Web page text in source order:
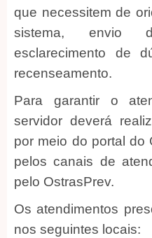
que necessitem de
sistema, envio
esclarecimento de
recenseamento.
Para garantir o
servidor deverá
por meio do portal do
pelos canais de
pelo OstrasPrev.
Os atendimentos
nos seguintes locais: